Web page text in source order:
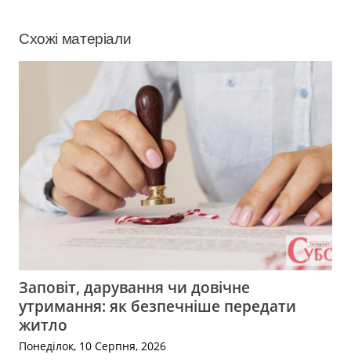
Схожі матеріали
Заповіт, дарування чи довічне
утримання: як безпечніше передати
житло
Понеділок, 10 Серпня, 2026